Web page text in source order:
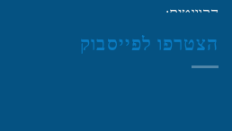
הצטרפו לפייסבוק